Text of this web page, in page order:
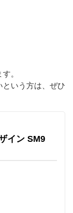
す。
という方は、ぜひ
イン SM9